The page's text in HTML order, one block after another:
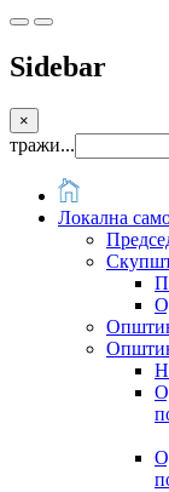
Sidebar
×
тражи...
Локална